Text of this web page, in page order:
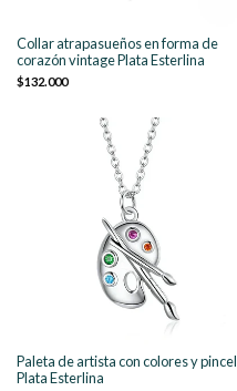
Collar atrapasueños en forma de
corazón vintage Plata Esterlina
$132.000
Paleta de artista con colores y pincel
Plata Esterlina